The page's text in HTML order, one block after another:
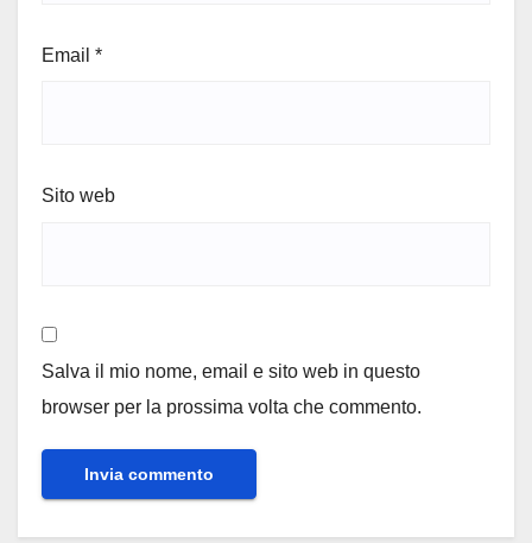
Email *
Sito web
Salva il mio nome, email e sito web in questo
browser per la prossima volta che commento.